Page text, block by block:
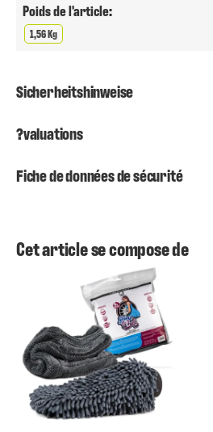
Poids de l'article:
1,56 Kg
Sicherheitshinweise
?valuations
Fiche de données de sécurité
Cet article se compose de